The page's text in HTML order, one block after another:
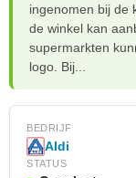
ingenomen bij de
de winkel kan
supermarkten
logo. Bij...
BEDRIJF
Aldi
STATUS